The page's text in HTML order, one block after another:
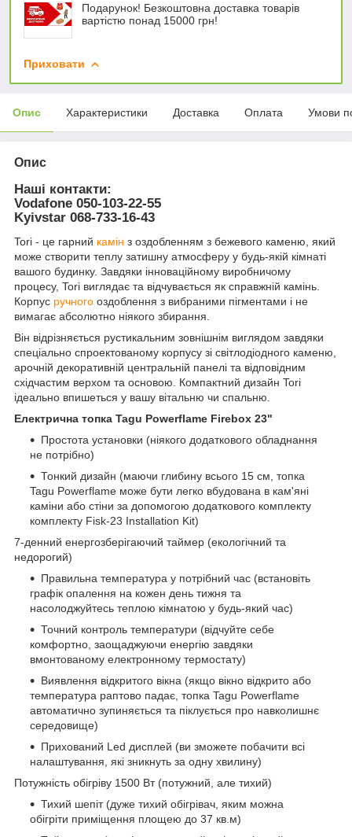
Подарунок! Безкоштовна доставка товарів
вартістю понад 15000 грн!
Приховати
Опис Характеристики Доставка Оплата Умови
Опис
Наші контакти:
Vodafone 050-103-22-55
Kyivstar 068-733-16-43
Tori - це гарний камін з оздобленням з бежевого каменю, який
може створити теплу затишну атмосферу у будь-якій кімнаті
вашого будинку. Завдяки інноваційному виробничому
процесу, Tori виглядає та відчувається як справжній камінь.
Корпус ручного оздоблення з вибраними пігментами і не
вимагає абсолютно ніякого збирання.
Він відрізняється рустикальним зовнішнім виглядом завдяки
спеціально спроектованому корпусу зі світлодіодного каменю,
арочній декоративній центральній панелі та відповідним
східчастим верхом та основою. Компактний дизайн Tori
ідеально впишеться у вашу вітальню чи спальню.
Електрична топка Tagu Powerflame Firebox 23"
Простота установки (ніякого додаткового обладнання
не потрібно)
Тонкий дизайн (маючи глибину всього 15 см, топка
Tagu Powerflame може бути легко вбудована в кам'яні
каміни або стіни за допомогою додаткового комплекту
комплекту Fisk-23 Installation Kit)
7-денний енергозберігаючий таймер (екологічний та
недорогий)
Правильна температура у потрібний час (встановіть
графік опалення на кожен день тижня та
насолоджуйтесь теплою кімнатою у будь-який час)
Точний контроль температури (відчуйте себе
комфортно, заощаджуючи енергію завдяки
вмонтованому електронному термостату)
Виявлення відкритого вікна (якщо вікно відкрито або
температура раптово падає, топка Tagu Powerflame
автоматично зупиняється та піклується про навколишнє
середовище)
Прихований Led дисплей (ви зможете побачити всі
налаштування, які зникнуть за одну хвилину)
Потужність обігріву 1500 Вт (потужний, але тихий)
Тихий шепіт (дуже тихий обігрівач, яким можна
обігріти приміщення площею до 37 кв.м)